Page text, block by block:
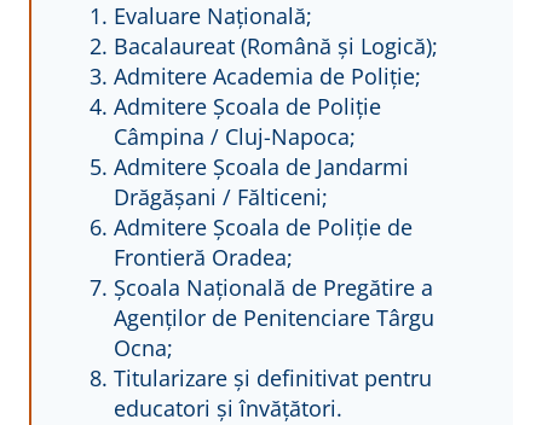
Evaluare Națională;
Bacalaureat (Română și Logică);
Admitere Academia de Poliție;
Admitere Școala de Poliție
Câmpina / Cluj-Napoca;
Admitere Școala de Jandarmi
Drăgășani / Fălticeni;
Admitere Școala de Poliție de
Frontieră Oradea;
Școala Națională de Pregătire a
Agenților de Penitenciare Târgu
Ocna;
Titularizare și definitivat pentru
educatori și învățători.